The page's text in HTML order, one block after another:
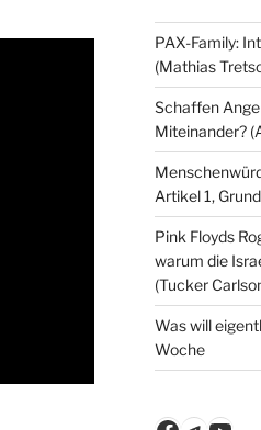
PAX-Family:
(Mathias
Schaffen
Miteinander?
Artikel 1,
Pink Floyds
warum die
(Tucker
Was will
Woche